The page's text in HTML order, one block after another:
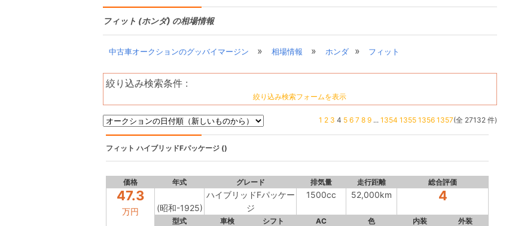
フィット (ホンダ) の相場情報
中古車オークションのグッバイマージン » 相場情報 » ホンダ » フィット
絞り込み検索条件 :
絞り込み検索フォームを表示
1 2 3 4 5 6 7 8 9... 1354 1355 1356 1357(全 27132 件)
フィット ハイブリッドFパッケージ ()
価格 年式 グレード 排気量 走行距離 総合評価
47.3
万円 (昭和-1925)
ハイブリッドFパッケー
ジ
1500cc 52,000km 4
型式 車検 シフト AC 色 内装 外装